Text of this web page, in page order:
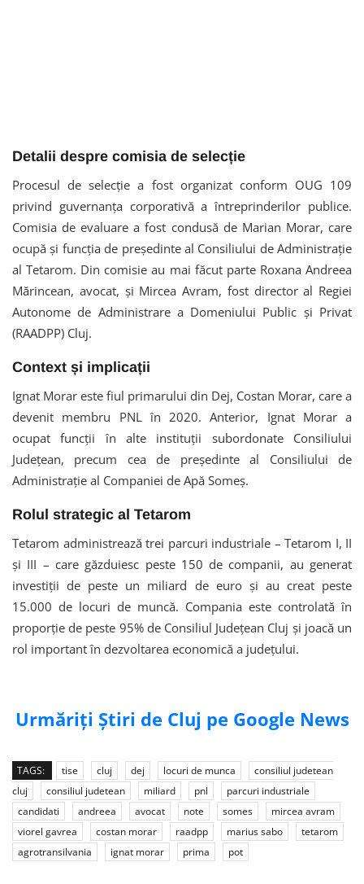
Detalii despre comisia de selecție
Procesul de selecție a fost organizat conform OUG 109
privind guvernanța corporativă a întreprinderilor publice.
Comisia de evaluare a fost condusă de Marian Morar, care
ocupă și funcția de președinte al Consiliului de Administrație
al Tetarom. Din comisie au mai făcut parte Roxana Andreea
Mărincean, avocat, și Mircea Avram, fost director al Regiei
Autonome de Administrare a Domeniului Public şi Privat
(RAADPP) Cluj.
Context și implicații
Ignat Morar este fiul primarului din Dej, Costan Morar, care a
devenit membru PNL în 2020. Anterior, Ignat Morar a
ocupat funcții în alte instituții subordonate Consiliului
Județean, precum cea de președinte al Consiliului de
Administrație al Companiei de Apă Someș.
Rolul strategic al Tetarom
Tetarom administrează trei parcuri industriale – Tetarom I, II
și III – care găzduiesc peste 150 de companii, au generat
investiții de peste un miliard de euro și au creat peste
15.000 de locuri de muncă. Compania este controlată în
proporție de peste 95% de Consiliul Județean Cluj și joacă un
rol important în dezvoltarea economică a județului.
Urmăriți Știri de Cluj pe Google News
TAGS: tise cluj dej locuri de munca
consiliul judetean
cluj
consiliul judetean miliard pnl
parcuri industriale
candidati
andreea avocat note somes
mircea avram
viorel gavrea
costan morar raadpp marius sabo
tetarom
agrotransilvania
ignat morar prima pot